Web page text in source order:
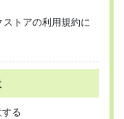
て会員登録
トアの利用規約に
る